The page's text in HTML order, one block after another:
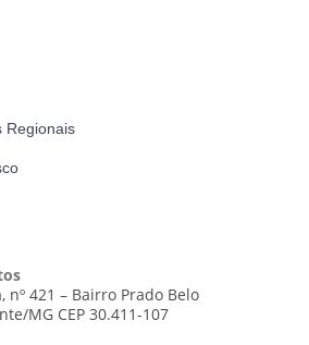
Regionais
nº 421 – Bairro Prado Belo
MG CEP 30.411-107